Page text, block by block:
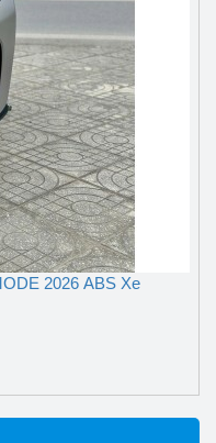
2026 ABS Xe